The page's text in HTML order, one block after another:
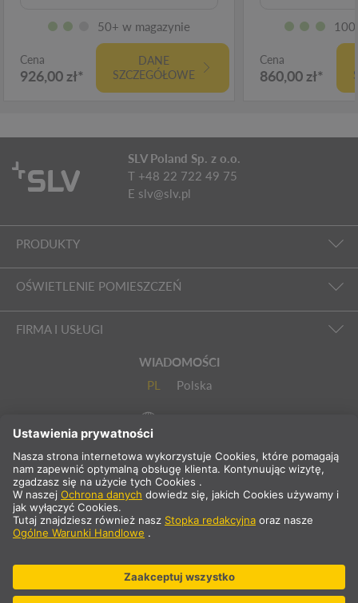
50+ w magazynie
Cena
926,00 zł*
DANE
SZCZEGÓŁOWE
Cena
860,00 zł*
SLV Poland Sp. z o.o.
T +48 22 722 49 75
E slv@slv.pl
PRODUKTY
OŚWIETLENIE POMIESZCZEŃ
FIRMA I USŁUGI
WIADOMOŚCI
PL
Polska
* nie zawiera 23% VAT i kosztów wysyłki .Cena tylko dla klientów
komercyjnych/zarejestrowanych.
** Podane wartości stanowią średnie czasy dostawy i odnoszą się
do standardowych dostaw na terenie Europy kontynentalnej i pod
warunkiem, że zamówienie zostanie odebrane do godziny 13:00.
Towary wielkogabarytowe, takie jak profile, systemy szynowe itp.
mogą mieć dłuższy czas dostawy.
© SLV Germany 2026. Wszelkie prawa zastrzeżone
Ustawienia plików cookie
Ochrona danych